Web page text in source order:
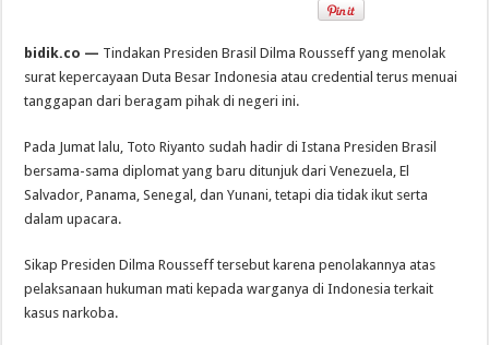
bidik.co — Tindakan Presiden Brasil Dilma Rousseff yang menolak
surat kepercayaan Duta Besar Indonesia atau credential terus menuai
tanggapan dari beragam pihak di negeri ini.
Pada Jumat lalu, Toto Riyanto sudah hadir di Istana Presiden Brasil
bersama-sama diplomat yang baru ditunjuk dari Venezuela, El
Salvador, Panama, Senegal, dan Yunani, tetapi dia tidak ikut serta
dalam upacara.
Sikap Presiden Dilma Rousseff tersebut karena penolakannya atas
pelaksanaan hukuman mati kepada warganya di Indonesia terkait
kasus narkoba.